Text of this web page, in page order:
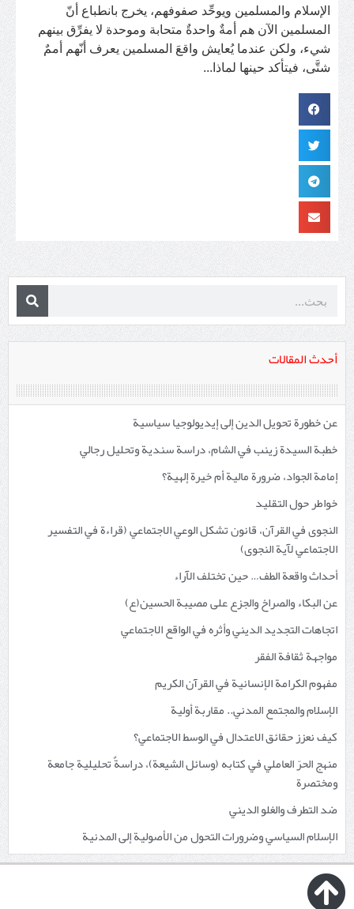
أحدث المقالات
عن خطورة تحويل الدين إلى إيديولوجيا سياسية
خطبة السيدة زينب في الشام، دراسة سندية وتحليل رجالي
إمامة الجواد، ضرورة مالية أم خيرة إلهية؟
خواطر حول التقليد
النجوى في القرآن، قانون تشكل الوعي الاجتماعي (قراءة في التفسير
الاجتماعي لآية النجوى)
أحداث واقعة الطف… حين تختلف الآراء
عن البكاء والصراخ والجزع على مصيبة الحسين(ع)
اتجاهات التجديد الديني وأثره في الواقع الاجتماعي
مواجهة ثقافة الفقر
مفهوم الكرامة الإنسانية في القرآن الكريم
الإسلام والمجتمع المدني.. مقاربة أولية
كيف نعزز حقائق الاعتدال في الوسط الاجتماعي؟
منهج الحرّ العاملي في كتابه (وسائل الشيعة)، دراسةٌ تحليلية جامعة
ومختصرة
ضد التطرف والغلو الديني
الإسلام السياسي وضرورات التحول من الأصولية إلى المدنية
الإسلام والمسلمين ويوحِّد صفوفهم، يخرج بانطباع أنّ
المسلمين الآن هم أمةٌ واحدةٌ متحابة وموحدة لا يفرِّق بينهم
شيء، ولكن عندما يُعايش واقعَ المسلمين يعرف أنّهم أممٌ
شتَّى، فيتأكد حينها لماذا...